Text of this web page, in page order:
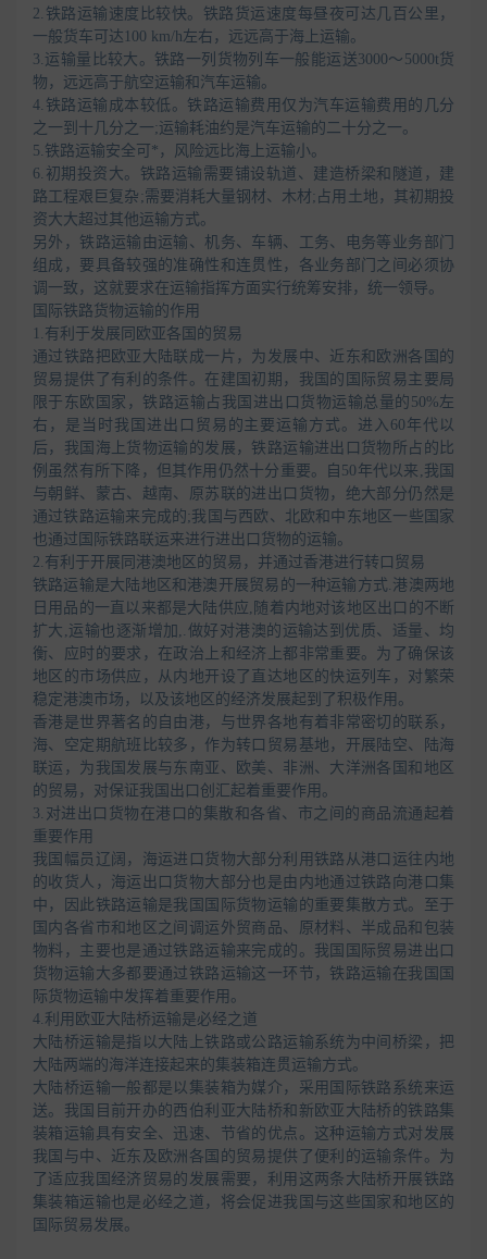
2.铁路运输速度比较快。铁路货运速度每昼夜可达几百公里，
一般货车可达100 km/h左右，远远高于海上运输。
3.运输量比较大。铁路一列货物列车一般能运送3000～5000t货
物，远远高于航空运输和汽车运输。
4.铁路运输成本较低。铁路运输费用仅为汽车运输费用的几分
之一到十几分之一;运输耗油约是汽车运输的二十分之一。
5.铁路运输安全可*，风险远比海上运输小。
6.初期投资大。铁路运输需要铺设轨道、建造桥梁和隧道，建
路工程艰巨复杂;需要消耗大量钢材、木材;占用土地，其初期投
资大大超过其他运输方式。
另外，铁路运输由运输、机务、车辆、工务、电务等业务部门
组成，要具备较强的准确性和连贯性，各业务部门之间必须协
调一致，这就要求在运输指挥方面实行统筹安排，统一领导。
国际铁路货物运输的作用
1.有利于发展同欧亚各国的贸易
通过铁路把欧亚大陆联成一片，为发展中、近东和欧洲各国的
贸易提供了有利的条件。在建国初期，我国的国际贸易主要局
限于东欧国家，铁路运输占我国进出口货物运输总量的50%左
右，是当时我国进出口贸易的主要运输方式。进入60年代以
后，我国海上货物运输的发展，铁路运输进出口货物所占的比
例虽然有所下降，但其作用仍然十分重要。自50年代以来,我国
与朝鲜、蒙古、越南、原苏联的进出口货物，绝大部分仍然是
通过铁路运输来完成的;我国与西欧、北欧和中东地区一些国家
也通过国际铁路联运来进行进出口货物的运输。
2.有利于开展同港澳地区的贸易，并通过香港进行转口贸易
铁路运输是大陆地区和港澳开展贸易的一种运输方式.港澳两地
日用品的一直以来都是大陆供应,随着内地对该地区出口的不断
扩大,运输也逐渐增加,.做好对港澳的运输达到优质、适量、均
衡、应时的要求，在政治上和经济上都非常重要。为了确保该
地区的市场供应，从内地开设了直达地区的快运列车，对繁荣
稳定港澳市场，以及该地区的经济发展起到了积极作用。
香港是世界著名的自由港，与世界各地有着非常密切的联系，
海、空定期航班比较多，作为转口贸易基地，开展陆空、陆海
联运，为我国发展与东南亚、欧美、非洲、大洋洲各国和地区
的贸易，对保证我国出口创汇起着重要作用。
3.对进出口货物在港口的集散和各省、市之间的商品流通起着
重要作用
我国幅员辽阔，海运进口货物大部分利用铁路从港口运往内地
的收货人，海运出口货物大部分也是由内地通过铁路向港口集
中，因此铁路运输是我国国际货物运输的重要集散方式。至于
国内各省市和地区之间调运外贸商品、原材料、半成品和包装
物料，主要也是通过铁路运输来完成的。我国国际贸易进出口
货物运输大多都要通过铁路运输这一环节，铁路运输在我国国
际货物运输中发挥着重要作用。
4.利用欧亚大陆桥运输是必经之道
大陆桥运输是指以大陆上铁路或公路运输系统为中间桥梁，把
大陆两端的海洋连接起来的集装箱连贯运输方式。
大陆桥运输一般都是以集装箱为媒介，采用国际铁路系统来运
送。我国目前开办的西伯利亚大陆桥和新欧亚大陆桥的铁路集
装箱运输具有安全、迅速、节省的优点。这种运输方式对发展
我国与中、近东及欧洲各国的贸易提供了便利的运输条件。为
了适应我国经济贸易的发展需要，利用这两条大陆桥开展铁路
集装箱运输也是必经之道，将会促进我国与这些国家和地区的
国际贸易发展。